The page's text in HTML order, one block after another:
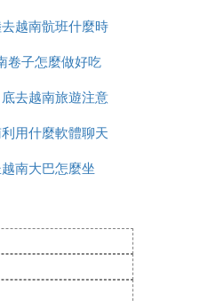
果，中國人太仇
反倒是中國，
越南骯班什麼時
候能正常
卷子怎麼做好吃
去越南旅遊注意
什麼
用什麼軟體聊天
南大巴怎麼坐